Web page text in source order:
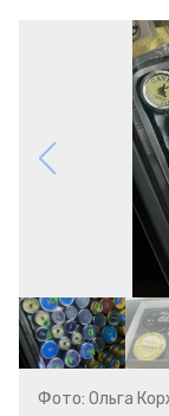
Фото: Ольга